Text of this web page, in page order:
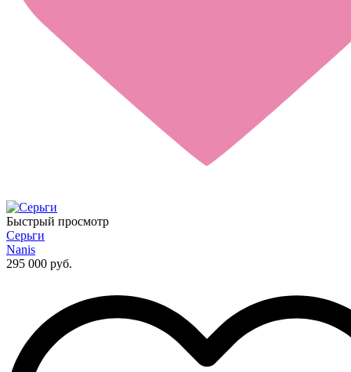
Быстрый просмотр
Серьги
Nanis
295 000 руб.